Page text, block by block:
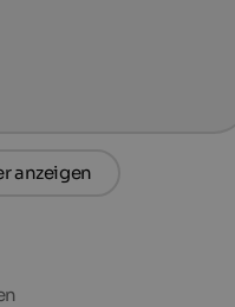
anzeigen